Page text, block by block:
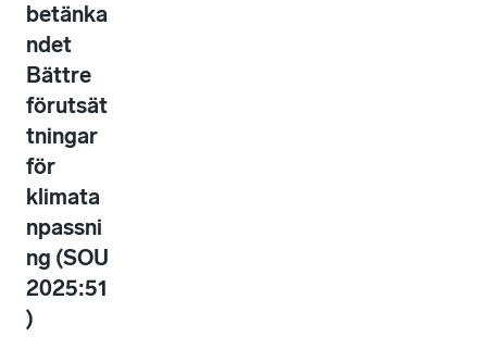
betänka
ndet
Bättre
förutsät
tningar
för
klimata
npassni
ng (SOU
2025:51
)